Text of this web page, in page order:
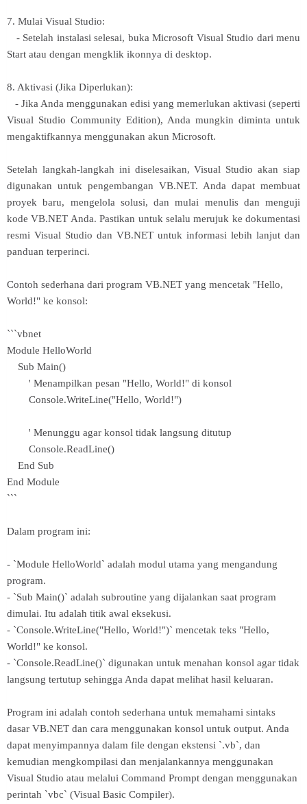
7. Mulai Visual Studio:
- Setelah instalasi selesai, buka Microsoft Visual Studio dari menu
Start atau dengan mengklik ikonnya di desktop.
8. Aktivasi (Jika Diperlukan):
- Jika Anda menggunakan edisi yang memerlukan aktivasi (seperti
Visual Studio Community Edition), Anda mungkin diminta untuk
mengaktifkannya menggunakan akun Microsoft.
Setelah langkah-langkah ini diselesaikan, Visual Studio akan siap
digunakan untuk pengembangan VB.NET. Anda dapat membuat
proyek baru, mengelola solusi, dan mulai menulis dan menguji
kode VB.NET Anda. Pastikan untuk selalu merujuk ke dokumentasi
resmi Visual Studio dan VB.NET untuk informasi lebih lanjut dan
panduan terperinci.
Contoh sederhana dari program VB.NET yang mencetak "Hello,
World!" ke konsol:
```vbnet
Module HelloWorld
Sub Main()
' Menampilkan pesan "Hello, World!" di konsol
Console.WriteLine("Hello, World!")
' Menunggu agar konsol tidak langsung ditutup
Console.ReadLine()
End Sub
End Module
```
Dalam program ini:
- `Module HelloWorld` adalah modul utama yang mengandung
program.
- `Sub Main()` adalah subroutine yang dijalankan saat program
dimulai. Itu adalah titik awal eksekusi.
- `Console.WriteLine("Hello, World!")` mencetak teks "Hello,
World!" ke konsol.
- `Console.ReadLine()` digunakan untuk menahan konsol agar tidak
langsung tertutup sehingga Anda dapat melihat hasil keluaran.
Program ini adalah contoh sederhana untuk memahami sintaks
dasar VB.NET dan cara menggunakan konsol untuk output. Anda
dapat menyimpannya dalam file dengan ekstensi `.vb`, dan
kemudian mengkompilasi dan menjalankannya menggunakan
Visual Studio atau melalui Command Prompt dengan menggunakan
perintah `vbc` (Visual Basic Compiler).